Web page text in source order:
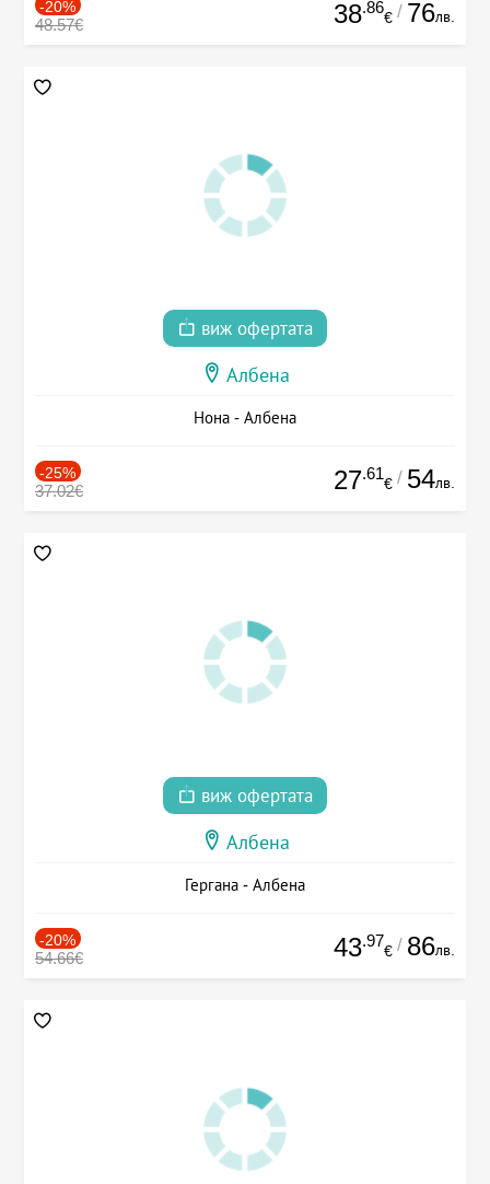
-20%
48.57€ 38.86
€ / 76лв.
виж офертата
Албена
Нона - Албена
-25%
37.02€ 27.61
€ / 54лв.
виж офертата
Албена
Гергана - Албена
-20%
54.66€ 43.97
€ / 86лв.